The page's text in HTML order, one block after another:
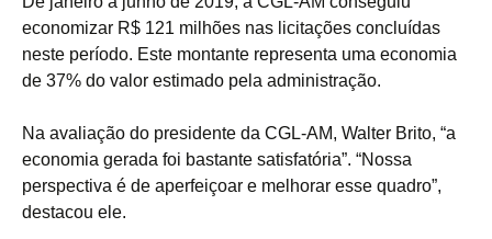
economizar R$ 121 milhões nas licitações concluídas
neste período. Este montante representa uma economia
de 37% do valor estimado pela administração.
Na avaliação do presidente da CGL-AM, Walter Brito, “a
economia gerada foi bastante satisfatória”. “Nossa
perspectiva é de aperfeiçoar e melhorar esse quadro”,
destacou ele.